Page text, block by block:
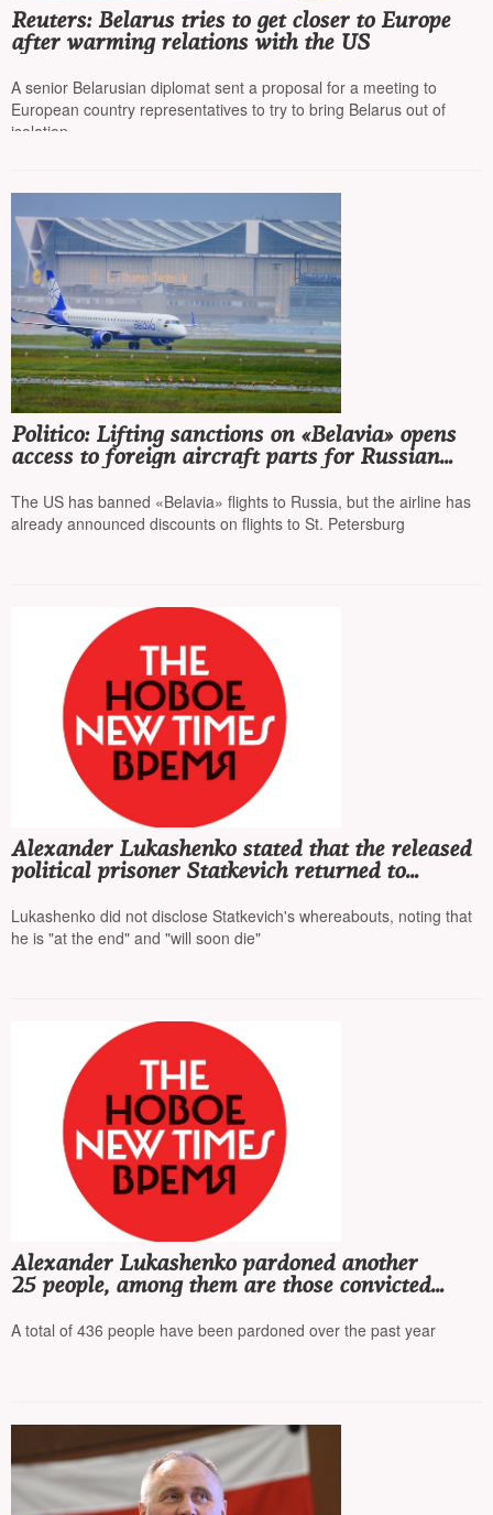
Reuters: Belarus tries to get closer to Europe
after warming relations with the US
A senior Belarusian diplomat sent a proposal for a meeting to
European country representatives to try to bring Belarus out of
isolation
Politico: Lifting sanctions on «Belavia» opens
access to foreign aircraft parts for Russian
The US has banned «Belavia» flights to Russia, but the airline has
already announced discounts on flights to St. Petersburg
Alexander Lukashenko stated that the released
political prisoner Statkevich returned to
"not to offend"
Lukashenko did not disclose Statkevich's whereabouts, noting that
he is "at the end" and "will soon die"
Alexander Lukashenko pardoned another
25 people, among them are those convicted
A total of 436 people have been pardoned over the past year